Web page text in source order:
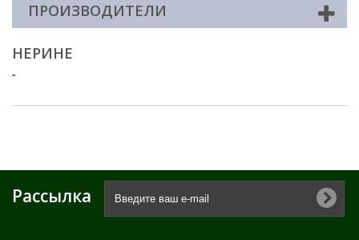
ПРОИЗВОДИТЕЛИ
НЕРИНЕ
-
Рассылка